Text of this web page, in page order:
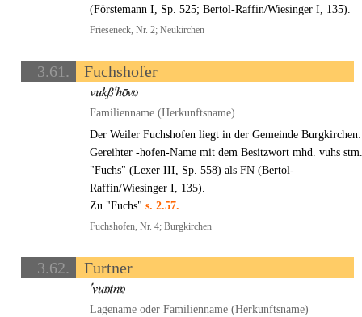
(Förstemann I, Sp. 525; Bertol-Raffin/Wiesinger I, 135).
Frieseneck, Nr. 2; Neukirchen
3.61. Fuchshofer
Familienname (Herkunftsname)
Der Weiler Fuchshofen liegt in der Gemeinde Burgkirchen:
Gereihter -hofen-Name mit dem Besitzwort mhd. vuhs
"Fuchs" (Lexer III, Sp. 558) als FN (Bertol-
Raffin/Wiesinger I, 135).
Zu "Fuchs"s. 2.57.
Fuchshofen, Nr. 4; Burgkirchen
3.62. Furtner
Lagename oder Familienname (Herkunftsname)